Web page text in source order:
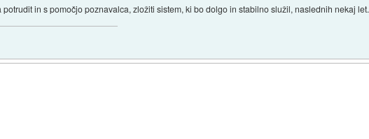
in s pomočjo poznavalca, zložiti sistem, ki bo dolgo in stabilno služil, naslednih nekaj let.